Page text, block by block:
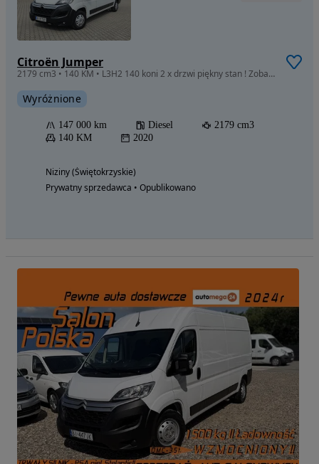
Citroën Jumper
2179 cm3 • 140 KM • L3H2 140 koni 2 x drzwi piękny stan ! Zobacz
Wyróżnione
147 000 km Diesel
2179 cm3
140 KM
2020
Niziny (Świętokrzyskie)
Prywatny sprzedawca • Opublikowano